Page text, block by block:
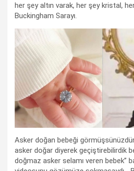
her şey altın varak, her şey kristal,
Buckingham Sarayı.
Asker doğan bebeği
asker doğar diyerek geçiştirebilirdik
doğmaz asker selamı veren bebek”